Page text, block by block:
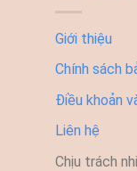
Giới thiệu
Chính sách
Điều khoản
Liên hệ
Chịu trách